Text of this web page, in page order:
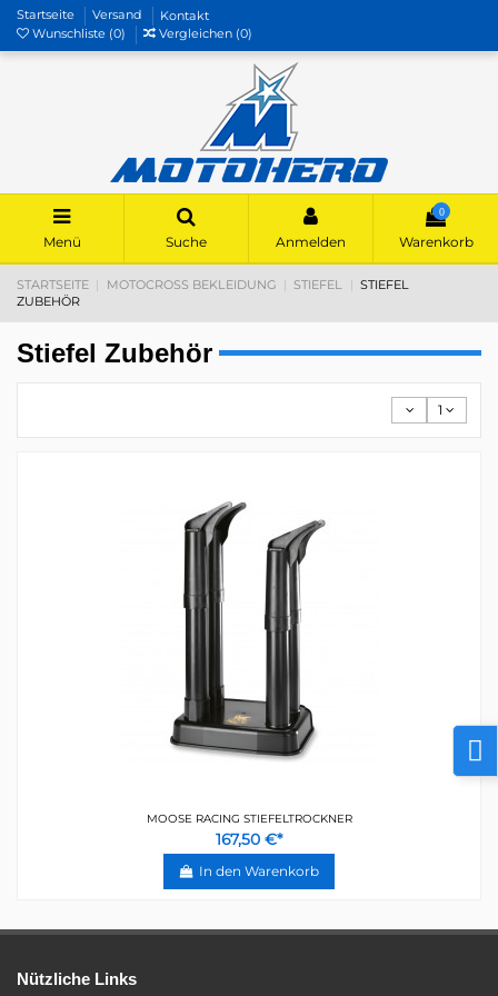
Startseite Versand
Kontakt
Wunschliste (0) Vergleichen (0)
Menü Suche Anmelden
0
Warenkorb
STARTSEITE MOTOCROSS BEKLEIDUNG STIEFEL
STIEFEL
ZUBEHÖR
Stiefel Zubehör
1
MOOSE RACING STIEFELTROCKNER
167,50 €*
In den Warenkorb
Nützliche Links